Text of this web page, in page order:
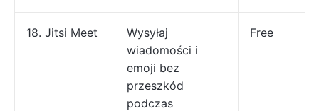
18. Jitsi Meet
Wysyłaj
wiadomości i
emoji bez
przeszkód
podczas
Free